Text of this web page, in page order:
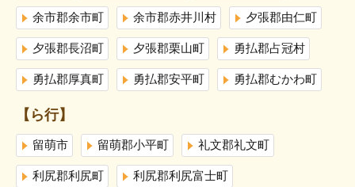
余市郡余市町 余市郡赤井川村 夕張郡由仁町
夕張郡長沼町 夕張郡栗山町 勇払郡占冠村
勇払郡厚真町 勇払郡安平町 勇払郡むかわ町
【ら行】
留萌市 留萌郡小平町 礼文郡礼文町
利尻郡利尻町 利尻郡利尻富士町